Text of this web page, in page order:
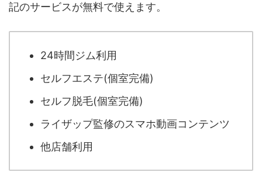
記のサービスが無料で使えます。
24時間ジム利用
セルフエステ(個室完備)
セルフ脱毛(個室完備)
ライザップ監修のスマホ動画コンテンツ
他店舗利用